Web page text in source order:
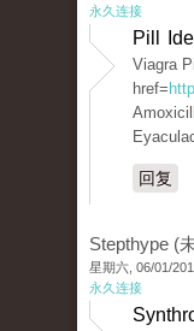
永久连接
Pill
Viagra
href=
回复
Stepthype (
星期六, 06/01/
永久连接